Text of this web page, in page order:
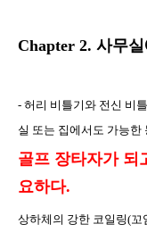
Chapter 2. 사무
- 허리 비틀기와 전신 비
실 또는 집에서도 가능한
골프 장타자가 되
요하다.
상하체의 강한 코일링(꼬